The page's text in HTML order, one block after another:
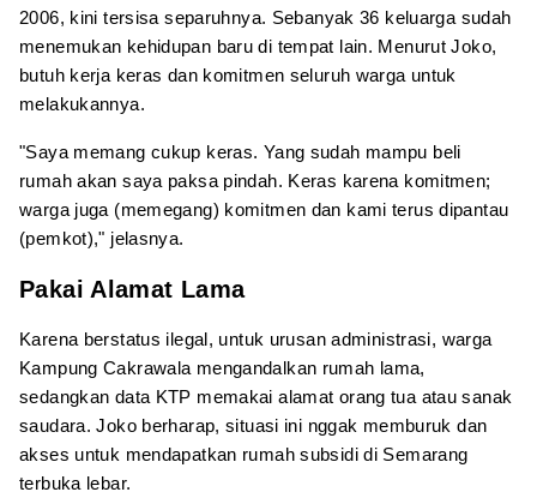
2006, kini tersisa separuhnya. Sebanyak 36 keluarga sudah
menemukan kehidupan baru di tempat lain. Menurut Joko,
butuh kerja keras dan komitmen seluruh warga untuk
melakukannya.
"Saya memang cukup keras. Yang sudah mampu beli
rumah akan saya paksa pindah. Keras karena komitmen;
warga juga (memegang) komitmen dan kami terus dipantau
(pemkot)," jelasnya.
Pakai Alamat Lama
Karena berstatus ilegal, untuk urusan administrasi, warga
Kampung Cakrawala mengandalkan rumah lama,
sedangkan data KTP memakai alamat orang tua atau sanak
saudara. Joko berharap, situasi ini nggak memburuk dan
akses untuk mendapatkan rumah subsidi di Semarang
terbuka lebar.